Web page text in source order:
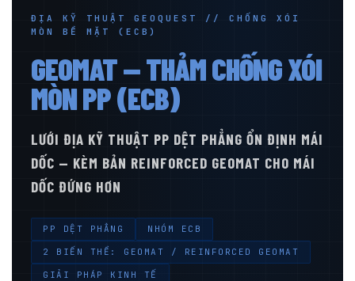
ĐỊA KỸ THUẬT GEOQUEST // CHỐNG XÓI
MÒN BỀ MẶT (ECB)
GEOMAT — THẢM CHỐNG XÓI
MÒN PP (ECB)
LƯỚI ĐỊA KỸ THUẬT PP DỆT PHẲNG ỔN ĐỊNH MÁI
DỐC — KÈM BẢN REINFORCED GEOMAT CHO MÁI
DỐC ĐỨNG HƠN
PP DỆT PHẲNG NHÓM ECB
2 BIẾN THỂ: GEOMAT / REINFORCED GEOMAT
GIẢI PHÁP KINH TẾ